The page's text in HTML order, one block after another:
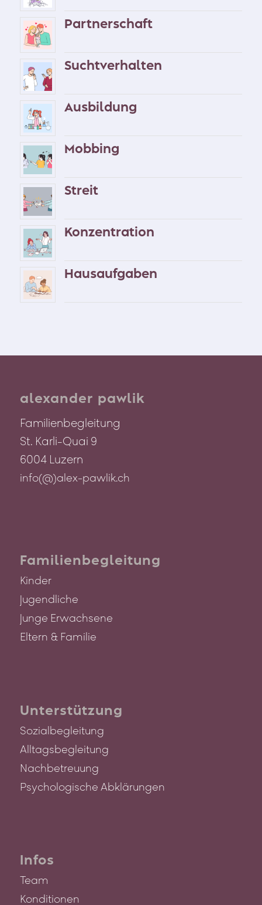
Partnerschaft
Suchtverhalten
Ausbildung
Mobbing
Streit
Konzentration
Hausaufgaben
alexander pawlik
Familienbegleitung
St. Karli-Quai 9
6004 Luzern
info(@)alex-pawlik.ch
Familienbegleitung
Kinder
Jugendliche
Junge Erwachsene
Eltern & Familie
Unterstützung
Sozialbegleitung
Alltagsbegleitung
Nachbetreuung
Psychologische Abklärungen
Infos
Team
Konditionen